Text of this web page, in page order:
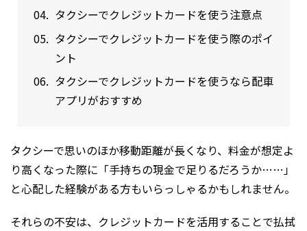
タクシーでクレジットカードを使う注意点
タクシーでクレジットカードを使う際のポイ
ント
タクシーでクレジットカードを使うなら配車
アプリがおすすめ
タクシーで思いのほか移動距離が長くなり、料金が想定よ
り高くなった際に「手持ちの現金で足りるだろうか……」
と心配した経験がある方もいらっしゃるかもしれません。
それらの不安は、クレジットカードを活用することで払拭